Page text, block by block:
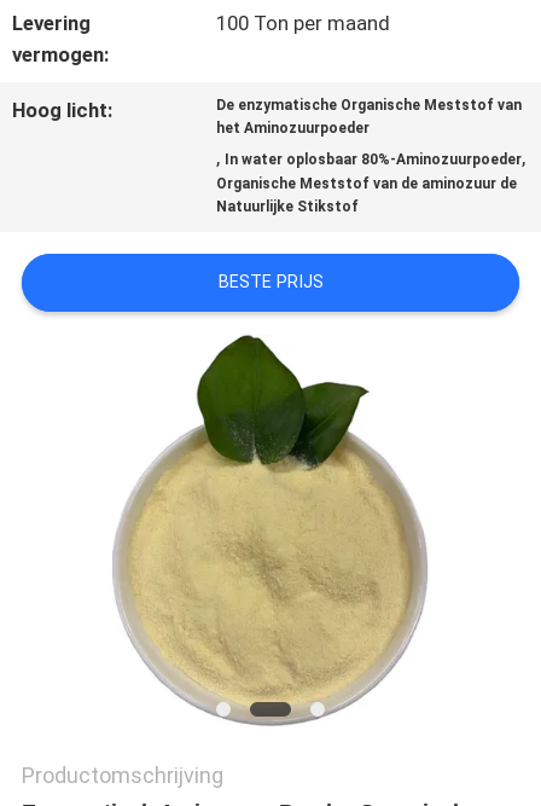
VERZOEK
SITEMAP
PRIVACYBELEID
Levering
vermogen:
100 Ton per maand
Hoog licht:
De enzymatische Organische Meststof van
het Aminozuurpoeder
, In water oplosbaar 80%-Aminozuurpoeder,
Organische Meststof van de aminozuur de
Natuurlijke Stikstof
BESTE PRIJS
Productomschrijving